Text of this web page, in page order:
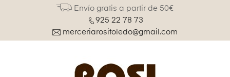
Envío gratis a partir de 50€
925 22 78 73
merceriarositoledo@gmail.com